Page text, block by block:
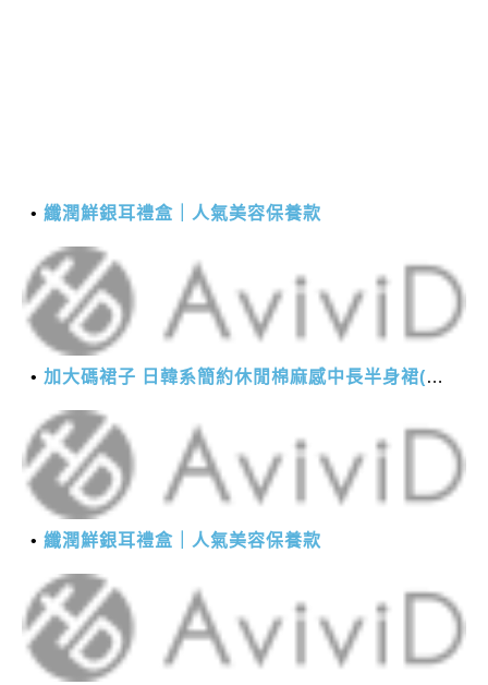
纖潤鮮銀耳禮盒｜人氣美容保養款
加大碼裙子 日韓系簡約休閒棉麻感中長半身裙(M-2XL)【XMS54038】＊艾美時尚(現+預)
纖潤鮮銀耳禮盒｜人氣美容保養款